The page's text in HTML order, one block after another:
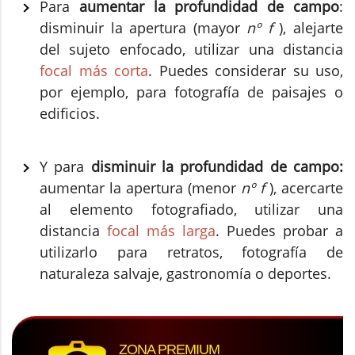
Para aumentar la profundidad de campo:
disminuir la apertura (mayor nº f), alejarte
del sujeto enfocado, utilizar una distancia
focal más corta. Puedes considerar su uso,
por ejemplo, para fotografía de paisajes o
edificios.
Y para disminuir la profundidad de campo:
aumentar la apertura (menor nº f), acercarte
al elemento fotografiado, utilizar una
distancia focal más larga. Puedes probar a
utilizarlo para retratos, fotografía de
naturaleza salvaje, gastronomía o deportes.
ZONA PREMIUM